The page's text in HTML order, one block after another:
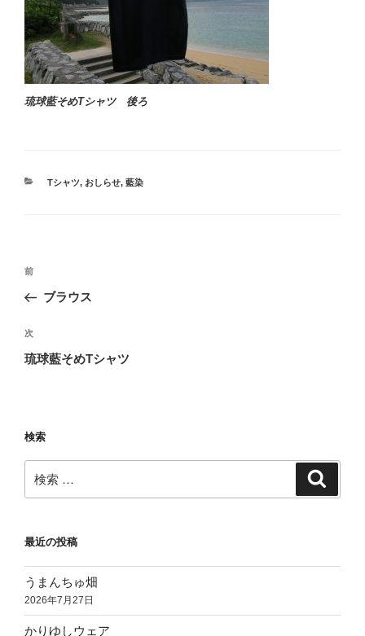
琉球藍そめTシャツ 後ろ
カ
Tシャツ, おしらせ, 藍染
投
ビ
ゲ
ン
過
去
投
稿
前
ブラウス
次
の
次
琉球藍そめTシャツ
検索
索:
最近の投稿
うまんちゅ畑
2026年7月27日
かりゆしウェア